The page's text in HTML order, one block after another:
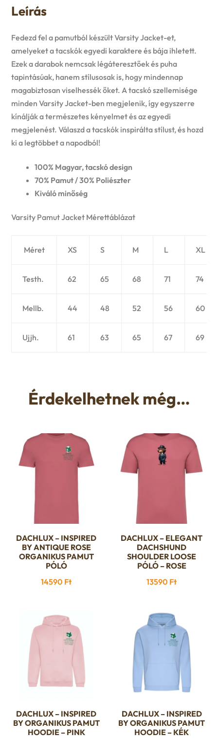
Leírás
Fedezd fel a pamutból készült Varsity Jacket-et,
amelyeket a tacskók egyedi karaktere és bája ihletett.
Ezek a darabok nemcsak légáteresztőek és puha
tapintásúak, hanem stílusosak is, hogy mindennap
magabiztosan viselhessék őket. A tacskó szellemisége
minden Varsity Jacket-ben megjelenik, így egyszerre
kínálják a természetes kényelmet és az egyedi
megjelenést. Válaszd a tacskók inspirálta stílust, és hozd
ki a legtöbbet a napodból!
100% Magyar, tacskó design
70% Pamut / 30% Poliészter
Kiváló minőség
Varsity Pamut Jacket Mérettáblázat
Méret XS S M L XL
Testh. 62 65 68 71 74
Mellb. 44 48 52 56 60
Ujjh. 61 63 65 67 69
Érdekelhetnek még…
Ennek
a
terméknek
több
A
változatok
termékoldalon
választhatók
DACHLUX – INSPIRED
BY ANTIQUE ROSE
ORGANIKUS PAMUT
PÓLÓ
14590 Ft
Ennek
a
terméknek
több
A
változatok
a
termékoldalon
választhatók
DACHLUX – ELEGANT
DACHSHUND
SHOULDER LOOSE
PÓLÓ – ROSE
13590 Ft
Ennek
a
DACHLUX – INSPIRED
BY ORGANIKUS PAMUT
HOODIE – PINK
Ennek
a
DACHLUX – INSPIRED
BY ORGANIKUS PAMUT
HOODIE – KÉK